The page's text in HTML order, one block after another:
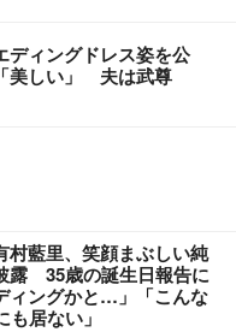
ディングドレス姿を公
美しい」 夫は武尊
村藍里、笑顔まぶしい純
露 35歳の誕生日報告に
ィングかと…」「こんな
居ない」